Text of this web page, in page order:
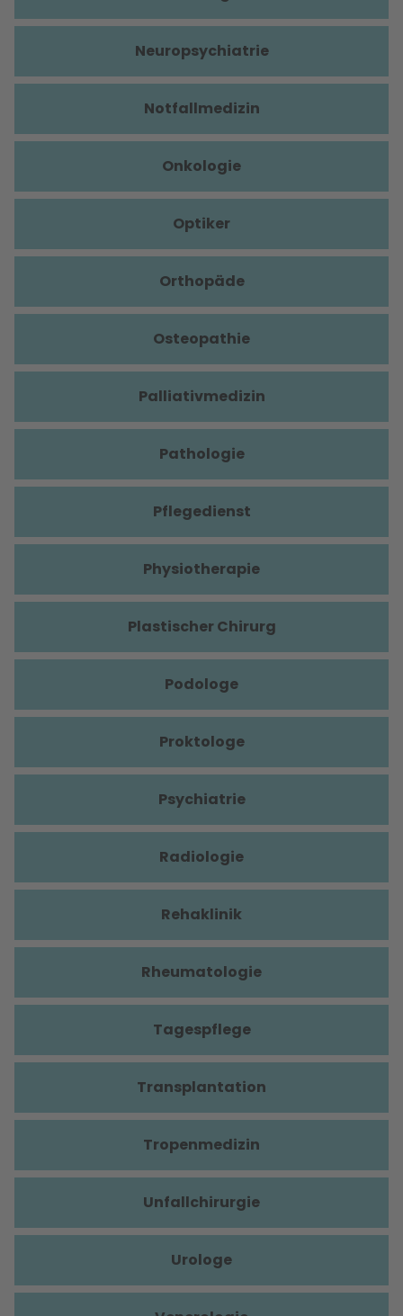
Neuropsychiatrie
Notfallmedizin
Onkologie
Optiker
Orthopäde
Osteopathie
Palliativmedizin
Pathologie
Pflegedienst
Physiotherapie
Plastischer Chirurg
Podologe
Proktologe
Psychiatrie
Radiologie
Rehaklinik
Rheumatologie
Tagespflege
Transplantation
Tropenmedizin
Unfallchirurgie
Urologe